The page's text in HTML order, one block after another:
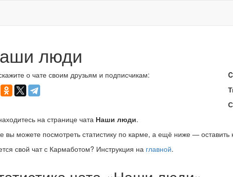
люди
о чате своим друзьям и подписчикам:
на странице чата Наши люди.
вы можете посмотреть статистику по карме, а ещё ниже —
свой чат с Кармаботом? Инструкция на главной.